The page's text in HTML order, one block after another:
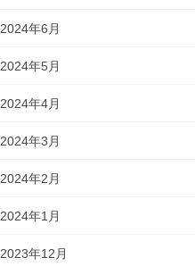
2024年6月
2024年5月
2024年4月
2024年3月
2024年2月
2024年1月
2023年12月